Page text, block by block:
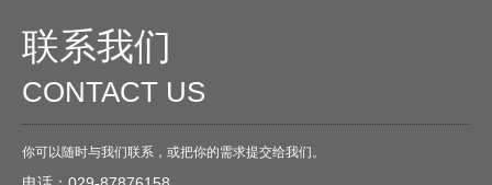
联系我们
CONTACT US
你可以随时与我们联系，或把你的需求提交给我们。